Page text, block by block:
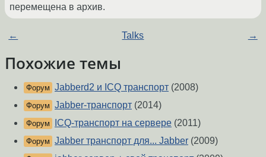
перемещена в архив.
← Talks →
Похожие темы
Форум Jabberd2 и ICQ транспорт (2008)
Форум Jabber-транспорт (2014)
Форум ICQ-транспорт на сервере (2011)
Форум Jabber транспорт для... Jabber (2009)